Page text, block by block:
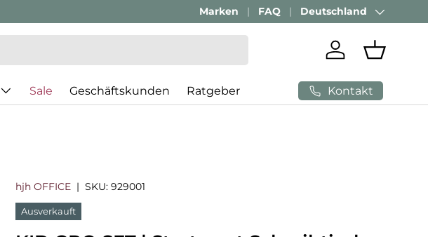
Passenden Bürostuhl finden mitAI-Beratung
Marken FAQ Land/Region
Deutschland
Einloggen
Sale Geschäftskunden Ratgeber Kontakt
hjh OFFICE |SKU: 929001
Ausverkauft